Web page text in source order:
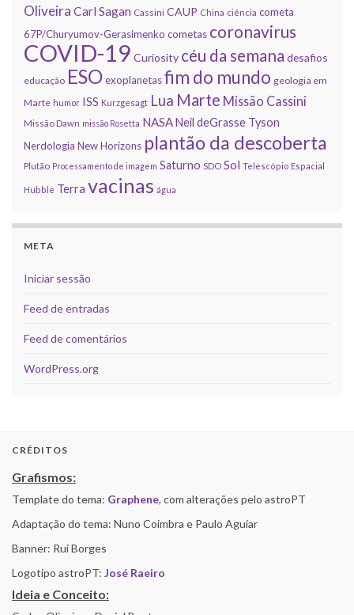
Oliveira Carl Sagan Cassini CAUP China ciência cometa
67P/Churyumov-Gerasimenko cometas coronavirus
COVID-19 Curiosity céu da semana desafios
educação ESOexoplanetasfim do mundo geologia em
Marte humor ISS Kurzgesagt Lua Marte Missão Cassini
Missão Dawn missão Rosetta NASANeil deGrasse Tyson
Nerdologia New Horizons plantão da descoberta
Plutão Processamento de imagem Saturno SDO Sol Telescópio Espacial
Hubble Terra vacinas água
META
Iniciar sessão
Feed de entradas
Feed de comentários
WordPress.org
CRÉDITOS
Grafismos:
Template do tema: Graphene, com alterações pelo astroPT
Adaptação do tema: Nuno Coimbra e Paulo Aguiar
Banner: Rui Borges
Logotipo astroPT: José Raeiro
Ideia e Conceito: